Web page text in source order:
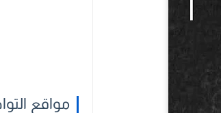
مواقع